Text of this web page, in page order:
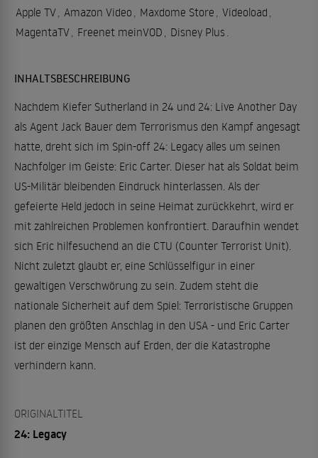
Apple TV Amazon Video Maxdome Store Videoload
MagentaTV Freenet meinVOD Disney Plus
INHALTSBESCHREIBUNG
Nachdem Kiefer Sutherland in 24 und 24: Live Another Day
als Agent Jack Bauer dem Terrorismus den Kampf angesagt
hatte, dreht sich im Spin-off 24: Legacy alles um seinen
Nachfolger im Geiste: Eric Carter. Dieser hat als Soldat beim
US-Militär bleibenden Eindruck hinterlassen. Als der
gefeierte Held jedoch in seine Heimat zurückkehrt, wird er
mit zahlreichen Problemen konfrontiert. Daraufhin wendet
sich Eric hilfesuchend an die CTU (Counter Terrorist Unit).
Nicht zuletzt glaubt er, eine Schlüsselfigur in einer
gewaltigen Verschwörung zu sein. Zudem steht die
nationale Sicherheit auf dem Spiel: Terroristische Gruppen
planen den größten Anschlag in den USA - und Eric Carter
ist der einzige Mensch auf Erden, der die Katastrophe
verhindern kann.
ORIGINALTITEL
24: Legacy